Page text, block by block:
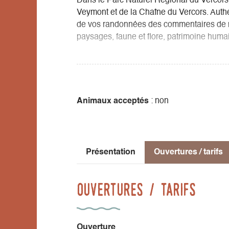
Veymont et de la Chaîne du Vercors.
de vos randonnées des commentaires
paysages, faune et flore, patrimoine
Découvrez également la région du
Animaux acceptés : non
Présentation Ouvertures / tarifs
Ouvertures / tarifs
Ouverture